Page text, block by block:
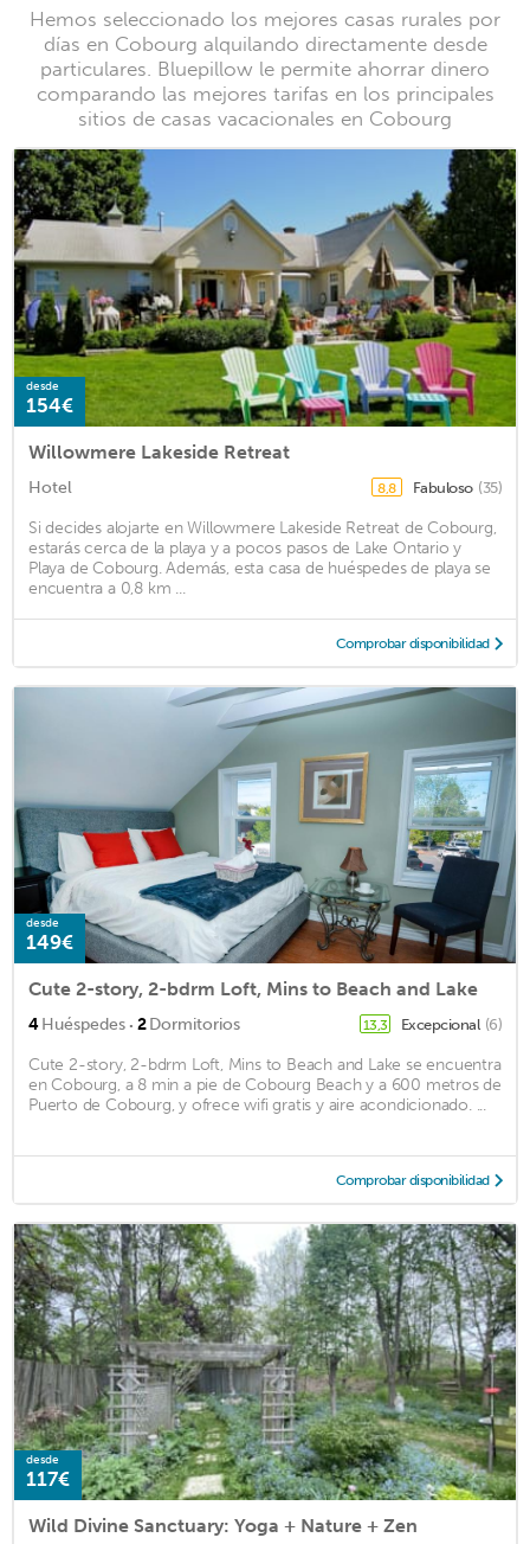
Hemos seleccionado los mejores casas rurales por
días en Cobourg alquilando directamente desde
particulares. Bluepillow le permite ahorrar dinero
comparando las mejores tarifas en los principales
sitios de casas vacacionales en Cobourg
desde
154€
Willowmere Lakeside Retreat
Hotel 8,8 Fabuloso (35)
Si decides alojarte en Willowmere Lakeside Retreat de Cobourg,
estarás cerca de la playa y a pocos pasos de Lake Ontario y
Playa de Cobourg. Además, esta casa de huéspedes de playa se
encuentra a 0,8 km ...
Comprobar disponibilidad
desde
149€
Cute 2-story, 2-bdrm Loft, Mins to Beach and Lake
4Huéspedes · 2Dormitorios 13,3 Excepcional (6)
Cute 2-story, 2-bdrm Loft, Mins to Beach and Lake se encuentra
en Cobourg, a 8 min a pie de Cobourg Beach y a 600 metros de
Puerto de Cobourg, y ofrece wifi gratis y aire acondicionado. ...
Comprobar disponibilidad
desde
117€
Wild Divine Sanctuary: Yoga + Nature + Zen